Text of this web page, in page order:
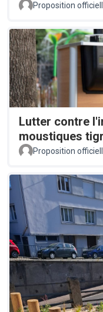
Proposition
Lutter contre
moustiques
Proposition